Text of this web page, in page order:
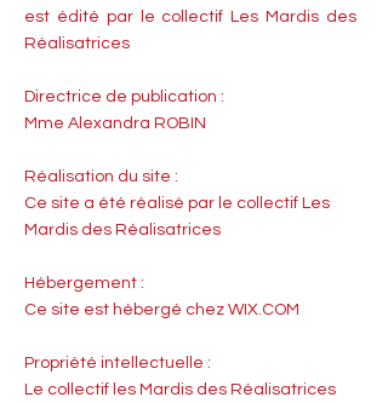
est édité par le collectif Les Mardis des
Réalisatrices
Directrice de publication :
Mme Alexandra ROBIN
Réalisation du site :
Ce site a été réalisé par le collectif Les
Mardis des Réalisatrices
Hébergement :
Ce site est hébergé chez WIX.COM
Propriété intellectuelle :
Le collectif les Mardis des Réalisatrices